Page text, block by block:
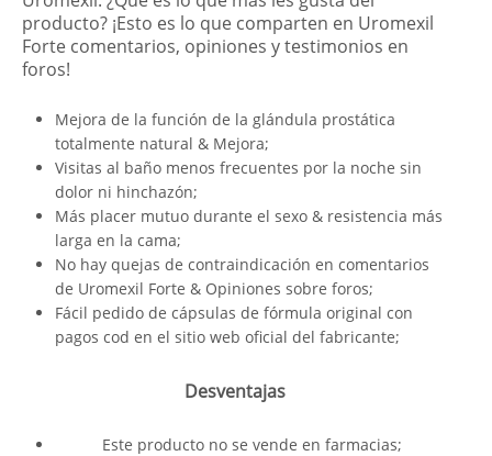
producto? ¡Esto es lo que comparten en Uromexil
Forte comentarios, opiniones y testimonios en
foros!
Mejora de la función de la glándula prostática
totalmente natural & Mejora;
Visitas al baño menos frecuentes por la noche sin
dolor ni hinchazón;
Más placer mutuo durante el sexo & resistencia más
larga en la cama;
No hay quejas de contraindicación en comentarios
de Uromexil Forte & Opiniones sobre foros;
Fácil pedido de cápsulas de fórmula original con
pagos cod en el sitio web oficial del fabricante;
Desventajas
Este producto no se vende en farmacias;